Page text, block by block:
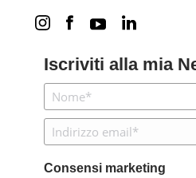
Iscriviti alla mia
Consensi marketing